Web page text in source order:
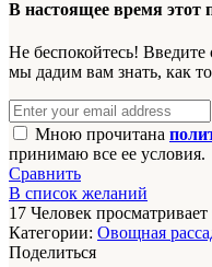
В настоящее время этот
Не беспокойтесь!
мы дадим вам знать, как
Мною прочитана
принимаю все ее условия.
Сравнить
В список желаний
17 Человек просматривает
Категории: Овощная
Поделиться